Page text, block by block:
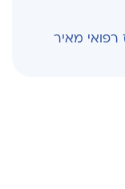
מאיר